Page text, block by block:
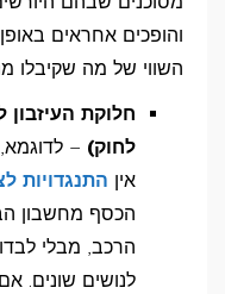
והופכים אחראים
השווי של מה שקיבלו
לחוק) –
אין התנגדויות
הכסף מחשבון
הרכב, מבלי
לנושים שונים.